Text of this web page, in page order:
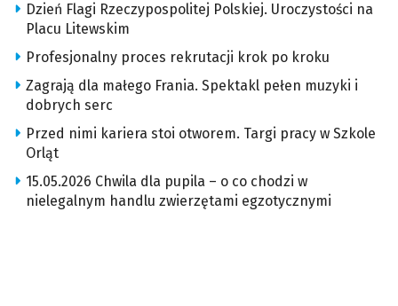
Dzień Flagi Rzeczypospolitej Polskiej. Uroczystości na
Placu Litewskim
Profesjonalny proces rekrutacji krok po kroku
Zagrają dla małego Frania. Spektakl pełen muzyki i
dobrych serc
Przed nimi kariera stoi otworem. Targi pracy w Szkole
Orląt
15.05.2026 Chwila dla pupila – o co chodzi w
nielegalnym handlu zwierzętami egzotycznymi